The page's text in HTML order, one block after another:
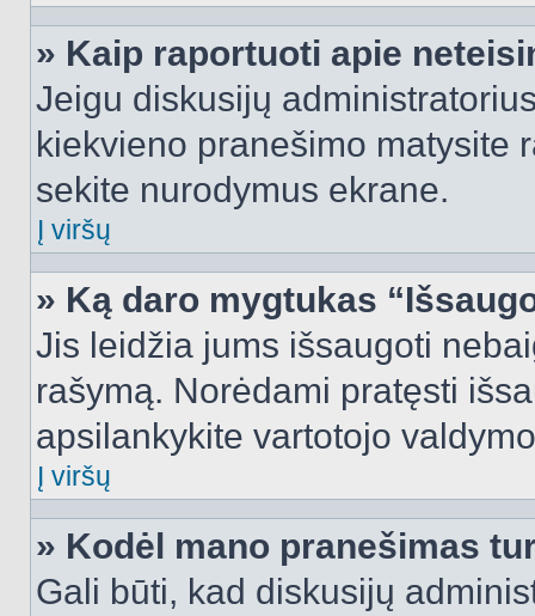
» Kaip raportuoti apie
Jeigu diskusijų
kiekvieno pranešimo matysite
sekite nurodymus ekrane.
Į viršų
» Ką daro mygtukas
Jis leidžia jums išsaugoti
rašymą. Norėdami pratęsti
apsilankykite vartotojo
Į viršų
» Kodėl mano pranešimas
Gali būti, kad diskusijų